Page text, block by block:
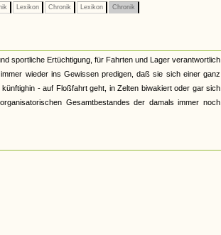
Lexikon Chronik Lexikon Chronik
sportliche Ertüchtigung, für Fahrten und Lager verantwortlich
wieder ins Gewissen predigen, daß sie sich einer ganz
- auf Floßfahrt geht, in Zelten biwakiert oder gar sich
Gesamtbestandes der damals immer noch